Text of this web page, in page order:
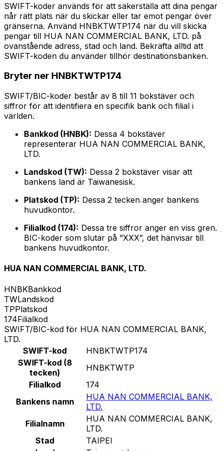
SWIFT-koder används för att säkerställa att dina pengar
når rätt plats när du skickar eller tar emot pengar över
gränserna. Använd HNBKTWTP174 när du vill skicka
pengar till HUA NAN COMMERCIAL BANK, LTD. på
ovanstående adress, stad och land. Bekräfta alltid att
SWIFT-koden du använder tillhör destinationsbanken.
Bryter ner HNBKTWTP174
SWIFT/BIC-koder består av 8 till 11 bokstäver och
siffror för att identifiera en specifik bank och filial i
världen.
Bankkod (HNBK): Dessa 4 bokstäver
representerar HUA NAN COMMERCIAL BANK,
LTD.
Landskod (TW): Dessa 2 bokstäver visar att
bankens land är Taiwanesisk.
Platskod (TP): Dessa 2 tecken anger bankens
huvudkontor.
Filialkod (174): Dessa tre siffror anger en viss gren.
BIC-koder som slutar på ”XXX”, det hänvisar till
bankens huvudkontor.
HUA NAN COMMERCIAL BANK, LTD.
HNBKBankkod
TWLandskod
TPPlatskod
174Filialkod
SWIFT/BIC-kod för HUA NAN COMMERCIAL BANK,
LTD.
SWIFT-kod
HNBKTWTP174
SWIFT-kod (8
tecken)
HNBKTWTP
Filialkod
174
Bankens namn
HUA NAN COMMERCIAL BANK,
LTD.
Filialnamn
HUA NAN COMMERCIAL BANK,
LTD.
Stad
TAIPEI